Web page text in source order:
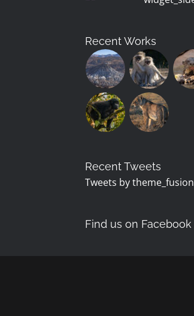
Recent Works
Recent Tweets
Tweets by theme_fusion
Find us on Facebook